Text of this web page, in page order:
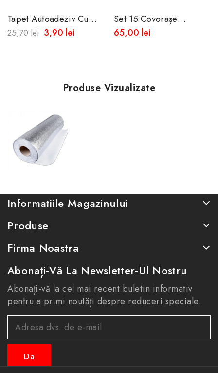
Tapet Autoadeziv Cu
Aspect De Caramida
50x45 Cm -Rezistent La
25,70 lei 3,90 lei
Set 15 Covorașe
Antiderapante Moi
65,00 lei
Produse Vizualizate
Informatiile Magazinului
Produse
Firma Noastra
Abonați-Vă La Newsletter-Ul Nostru
Abonați-vă la cel mai recent buletin informativ
pentru a primi noutăți despre reduceri speciale.